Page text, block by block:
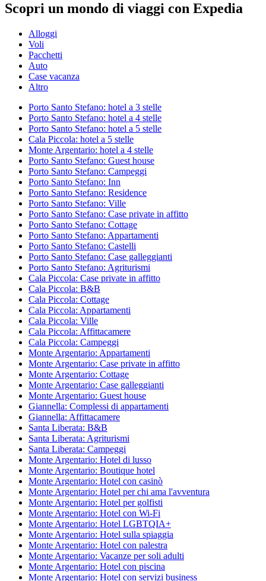
Scopri un mondo di viaggi con Expedia
Alloggi
Voli
Pacchetti
Auto
Case vacanza
Altro
Porto Santo Stefano: hotel a 3 stelle
Porto Santo Stefano: hotel a 4 stelle
Porto Santo Stefano: hotel a 5 stelle
Cala Piccola: hotel a 5 stelle
Monte Argentario: hotel a 4 stelle
Porto Santo Stefano: Guest house
Porto Santo Stefano: Campeggi
Porto Santo Stefano: Inn
Porto Santo Stefano: Residence
Porto Santo Stefano: Ville
Porto Santo Stefano: Case private in affitto
Porto Santo Stefano: Cottage
Porto Santo Stefano: Appartamenti
Porto Santo Stefano: Castelli
Porto Santo Stefano: Case galleggianti
Porto Santo Stefano: Agriturismi
Cala Piccola: Case private in affitto
Cala Piccola: B&B
Cala Piccola: Cottage
Cala Piccola: Appartamenti
Cala Piccola: Ville
Cala Piccola: Affittacamere
Cala Piccola: Campeggi
Monte Argentario: Appartamenti
Monte Argentario: Case private in affitto
Monte Argentario: Cottage
Monte Argentario: Case galleggianti
Monte Argentario: Guest house
Giannella: Complessi di appartamenti
Giannella: Affittacamere
Santa Liberata: B&B
Santa Liberata: Agriturismi
Santa Liberata: Campeggi
Monte Argentario: Hotel di lusso
Monte Argentario: Boutique hotel
Monte Argentario: Hotel con casinò
Monte Argentario: Hotel per chi ama l'avventura
Monte Argentario: Hotel per golfisti
Monte Argentario: Hotel con Wi-Fi
Monte Argentario: Hotel LGBTQIA+
Monte Argentario: Hotel sulla spiaggia
Monte Argentario: Hotel con palestra
Monte Argentario: Vacanze per soli adulti
Monte Argentario: Hotel con piscina
Monte Argentario: Hotel con servizi business